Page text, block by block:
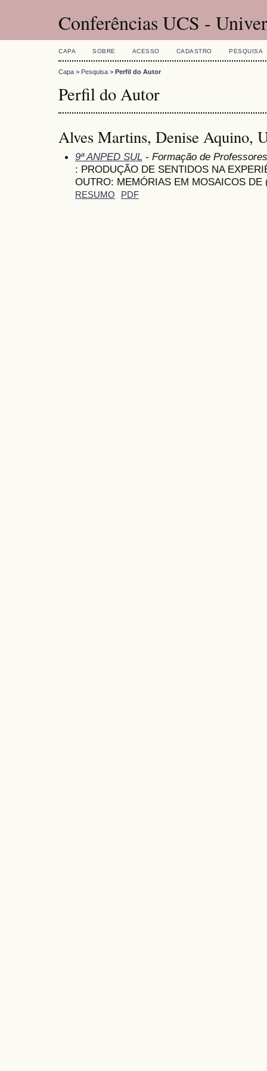
Conferências UCS -
CAPA SOBRE ACESSO CADASTRO PESQUISA
Capa > Pesquisa > Perfil do Autor
Perfil do Autor
Alves Martins, Denise Aquino,
9ª ANPED SUL - Formação de Professores
: PRODUÇÃO DE SENTIDOS NA
OUTRO: MEMÓRIAS EM MOSAICOS DE
RESUMO PDF